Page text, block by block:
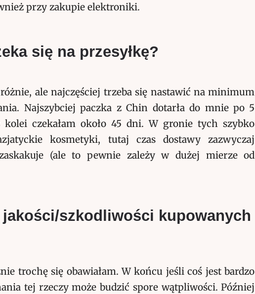
przy zakupie elektroniki.
się na przesyłkę?
ale najczęściej trzeba się nastawić na minimum
Najszybciej paczka z Chin dotarła do mnie po 5
kolei czekałam około 45 dni. W gronie tych szybko
kosmetyki, tutaj czas dostawy zazwyczaj
(ale to pewnie zależy w dużej mierze od
szkodliwości kupowanych
trochę się obawiałam. W końcu jeśli coś jest bardzo
tej rzeczy może budzić spore wątpliwości. Później